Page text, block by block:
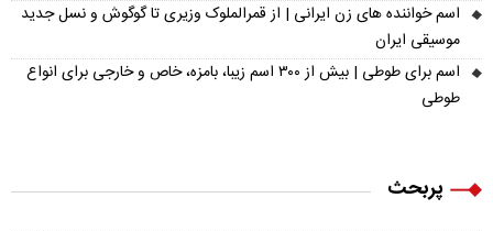
اسم خواننده های زن ایرانی | از قمرالملوک وزیری تا گوگوش و نسل جدید
موسیقی ایران
اسم برای طوطی | بیش از ۳۰۰ اسم زیبا، بامزه، خاص و خارجی برای انواع
طوطی
پربحث